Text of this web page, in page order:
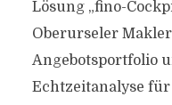
Lösung „fino-
Oberurseler
Angebotsportfolio
Echtzeitanalyse